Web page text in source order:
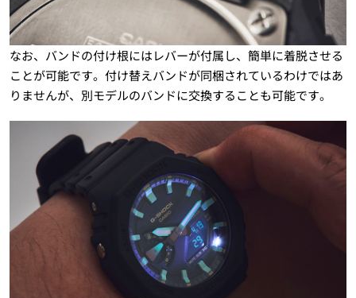
なお、バンドの付け根にはレバーが付属し、簡単に着脱させる
ことが可能です。付け替えバンドが同梱されているわけではあ
りませんが、別モデルのバンドに交換することも可能です。